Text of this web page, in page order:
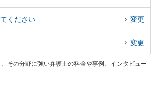
ください 変更
変更
、その分野に強い弁護士の料金や事例、インタビュー